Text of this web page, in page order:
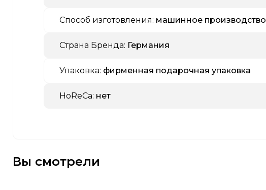
Способ изготовления: машинное производство
Страна Бренда: Германия
Упаковка: фирменная подарочная упаковка
HoReCa: нет
Вы смотрели